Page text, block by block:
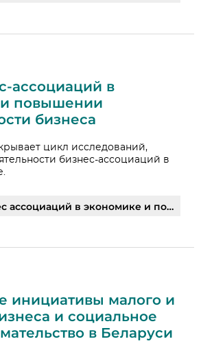
ассоциаций в
повышении
бизнеса
цикл исследований,
бизнес-ассоциаций в
в экономике и повышении эффективности бизнеса | PDF
инициативы малого и
и социальное
в Беларуси